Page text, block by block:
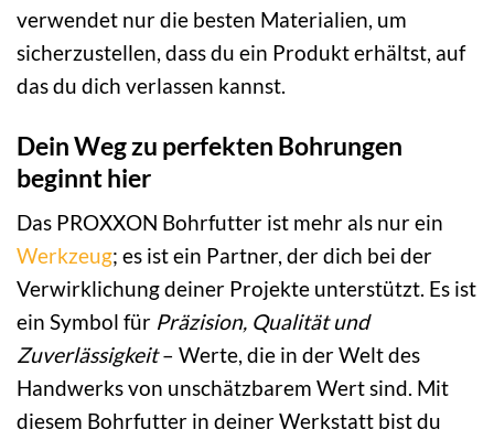
verwendet nur die besten Materialien, um
sicherzustellen, dass du ein Produkt erhältst, auf
das du dich verlassen kannst.
Dein Weg zu perfekten Bohrungen
beginnt hier
Das PROXXON Bohrfutter ist mehr als nur ein
Werkzeug; es ist ein Partner, der dich bei der
Verwirklichung deiner Projekte unterstützt. Es ist
ein Symbol für Präzision, Qualität und
Zuverlässigkeit– Werte, die in der Welt des
Handwerks von unschätzbarem Wert sind. Mit
diesem Bohrfutter in deiner Werkstatt bist du